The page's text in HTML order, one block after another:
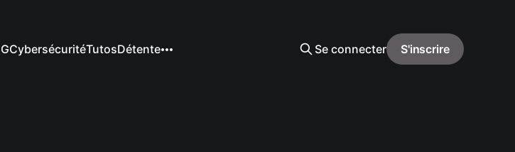
CybersécuritéTutosDétente Se connecter S'inscrire